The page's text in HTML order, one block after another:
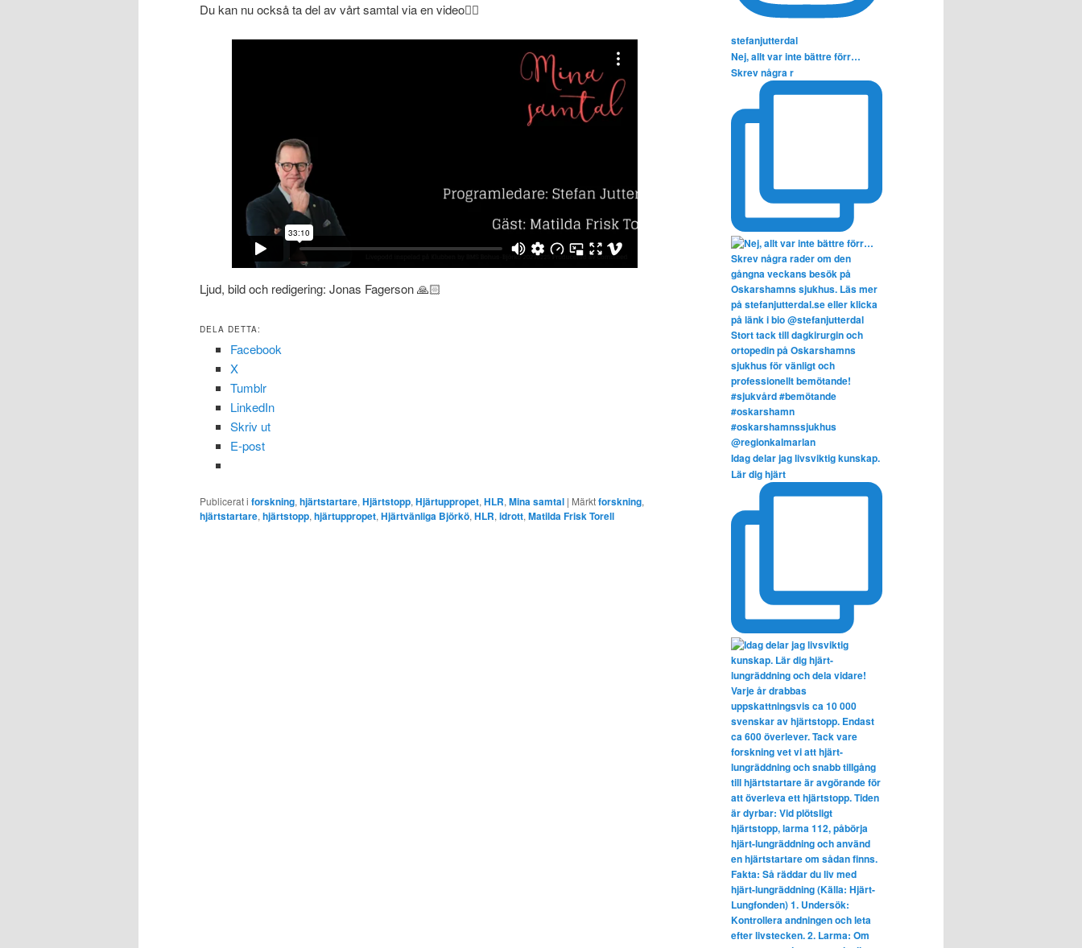
Du kan nu också ta del av vårt samtal via en video👇🏻
Ljud, bild och redigering: Jonas Fagerson 🙏🏻
DELA DETTA:
Facebook
X
Tumblr
LinkedIn
Skriv ut
E-post
Publicerat i forskning, hjärtstartare, Hjärtstopp, Hjärtuppropet, HLR, Mina samtal | Märktforskning,
hjärtstartare, hjärtstopp, hjärtuppropet, Hjärtvänliga Björkö, HLR, idrott, Matilda Frisk Torell
stefanjutterdal
Nej, allt var inte bättre förr…
Skrev några r
Idag delar jag livsviktig kunskap.
Lär dig hjärt